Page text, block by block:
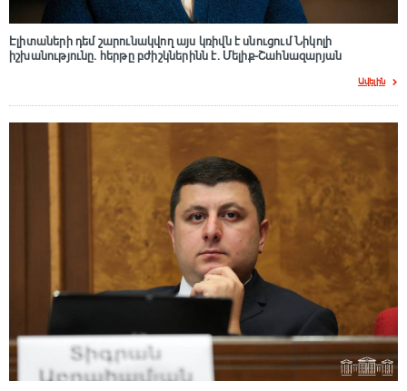
Էլիտաների դեմ շարունակվող այս կռիվն է սնուցում Նիկոլի
իշխանությունը. հերթը բժիշկներինն է. Մելիք-Շահնազարյան
Ավելին